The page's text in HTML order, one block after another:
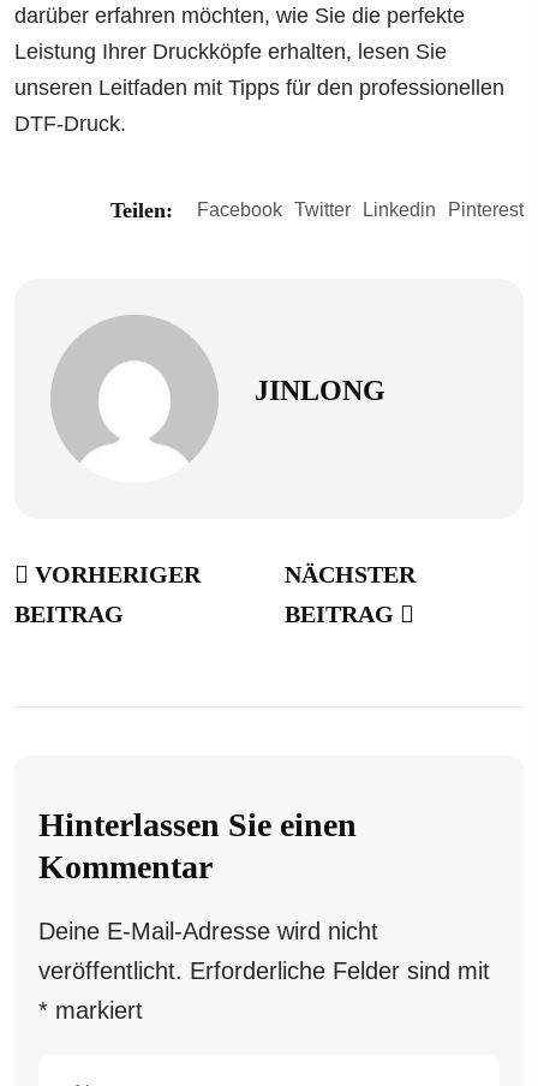
darüber erfahren möchten, wie Sie die perfekte
Leistung Ihrer Druckköpfe erhalten, lesen Sie
unseren Leitfaden mit Tipps für den professionellen
DTF-Druck.
Teilen: Facebook Twitter Linkedin Pinterest
JINLONG
VORHERIGER
BEITRAG
NÄCHSTER
BEITRAG
Hinterlassen Sie einen
Kommentar
Deine E-Mail-Adresse wird nicht
veröffentlicht. Erforderliche Felder sind mit
* markiert